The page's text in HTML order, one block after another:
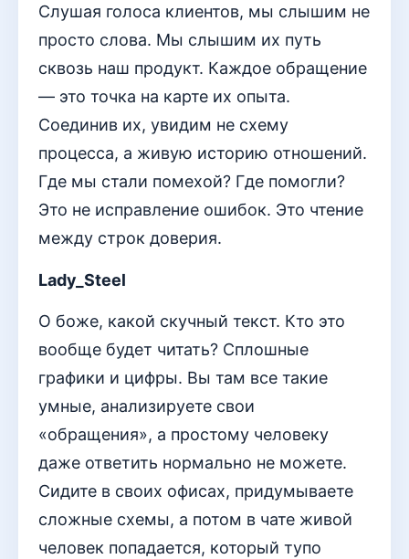
Слушая голоса клиентов, мы слышим не
просто слова. Мы слышим их путь
сквозь наш продукт. Каждое обращение
— это точка на карте их опыта.
Соединив их, увидим не схему
процесса, а живую историю отношений.
Где мы стали помехой? Где помогли?
Это не исправление ошибок. Это чтение
между строк доверия.
Lady_Steel
О боже, какой скучный текст. Кто это
вообще будет читать? Сплошные
графики и цифры. Вы там все такие
умные, анализируете свои
«обращения», а простому человеку
даже ответить нормально не можете.
Сидите в своих офисах, придумываете
сложные схемы, а потом в чате живой
человек попадается, который тупо